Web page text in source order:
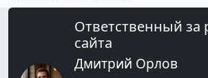
Ответственный за
сайта
Дмитрий Орлов